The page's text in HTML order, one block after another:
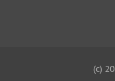
(c)